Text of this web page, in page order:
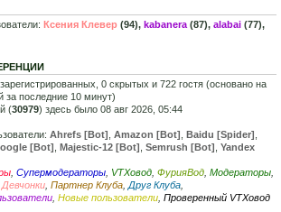
Ксения Клевер (94), kabanera (87), alabai (77),
0 скрытых и 722 гостя (основано на
за последние 10 минут)
(30979) здесь было 08 авг 2026, 05:44
Ahrefs [Bot] Amazon [Bot] Baidu [Spider]
[Bot] Majestic-12 [Bot] Semrush [Bot] Yandex
Супермодераторы VTXовод ФурияВод Модераторы
Девчонки Партнер Клуба Друг Клуба
Новые пользователи Проверенный VTXовод